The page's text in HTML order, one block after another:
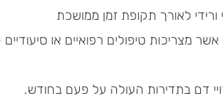
ורידי לאורך תקופת זמן ממושכת
מצריכות טיפולים רפואיים או
דם בתדירות העולה על פעם בחודש.